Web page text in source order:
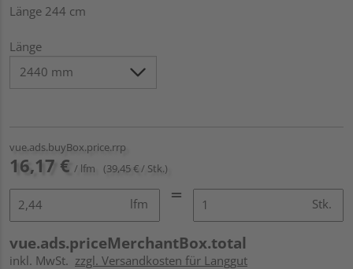
Länge 244 cm
Länge
vue.ads.buyBox.price.rrp
16,17 € / lfm (39,45 € / Stk.)
lfm Stk.
vue.ads.priceMerchantBox.total
inkl. MwSt. zzgl. Versandkosten für Langgut